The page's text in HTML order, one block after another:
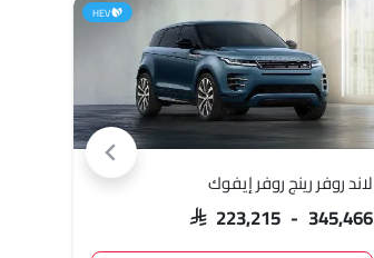
HEV
لاند روفر رينج روفر إيفوك
SAR 223,215 - 345,466